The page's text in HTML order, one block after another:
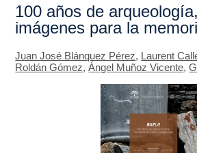
100 años de
imágenes para la
Juan José Blánquez Pérez, Laurent
Roldán Gómez,Ángel Muñoz Vicente,